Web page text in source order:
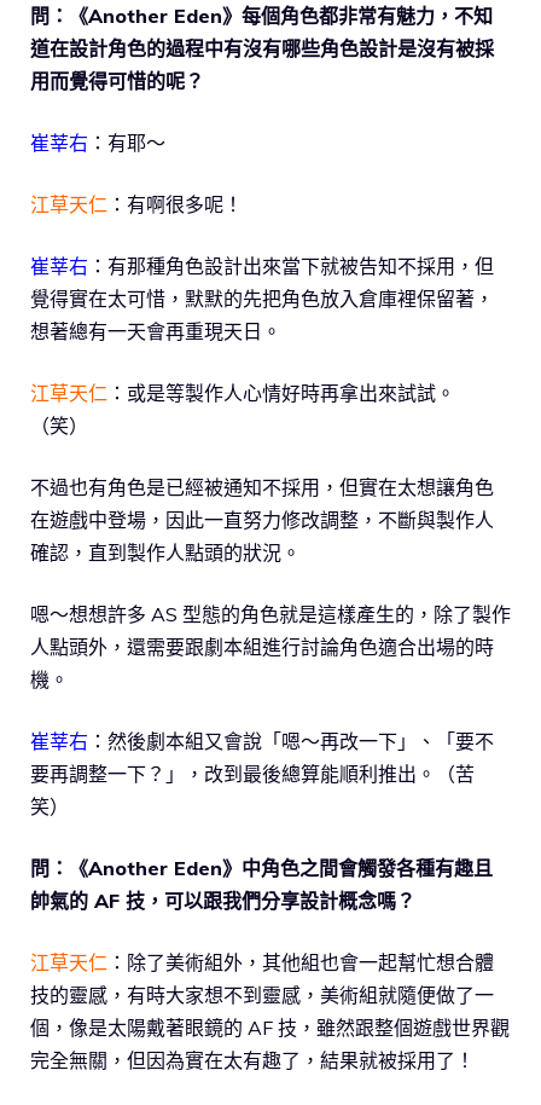
問：《Another Eden》每個角色都非常有魅力，不知
道在設計角色的過程中有沒有哪些角色設計是沒有被採
用而覺得可惜的呢？
崔莘右 ：有耶～
江草天仁 ：有啊很多呢！
崔莘右 ：有那種角色設計出來當下就被告知不採用，但
覺得實在太可惜，默默的先把角色放入倉庫裡保留著，
想著總有一天會再重現天日。
江草天仁 ：或是等製作人心情好時再拿出來試試。
（笑）
不過也有角色是已經被通知不採用，但實在太想讓角色
在遊戲中登場，因此一直努力修改調整，不斷與製作人
確認，直到製作人點頭的狀況。
嗯～想想許多 AS 型態的角色就是這樣產生的，除了製作
人點頭外，還需要跟劇本組進行討論角色適合出場的時
機。
崔莘右 ：然後劇本組又會說「嗯～再改一下」、「要不
要再調整一下？」，改到最後總算能順利推出。（苦
笑）
問：《Another Eden》中角色之間會觸發各種有趣且
帥氣的 AF 技，可以跟我們分享設計概念嗎？
江草天仁 ：除了美術組外，其他組也會一起幫忙想合體
技的靈感，有時大家想不到靈感，美術組就隨便做了一
個，像是太陽戴著眼鏡的 AF 技，雖然跟整個遊戲世界觀
完全無關，但因為實在太有趣了，結果就被採用了！